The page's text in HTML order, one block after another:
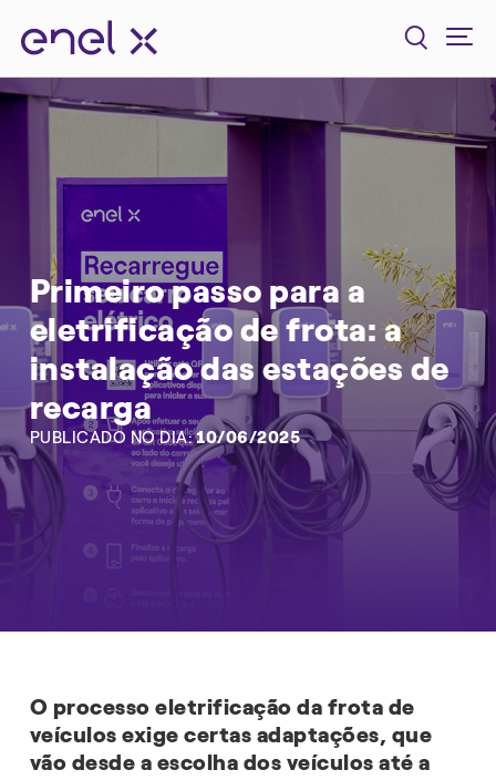
Primeiro passo para a
eletrificação de frota: a
instalação das estações de
recarga
PUBLICADO NO DIA: 10/06/2025
O processo eletrificação da frota de
veículos exige certas adaptações, que
vão desde a escolha dos veículos até a